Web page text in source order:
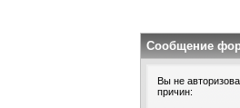
Сообщение
Вы не
причин: